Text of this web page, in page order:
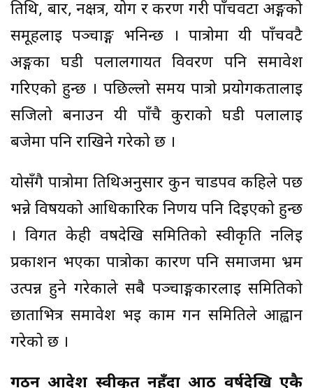
तिथि, बार, नक्षत्र, योग र करण गरी पाँचवटा अङ्गको
समूहलाई पञ्चाङ्ग भनिन्छ । पात्रोमा यी पाँचवटै
अङ्गका घडी पलालगायत विवरण पनि समावेश
गरिएको हुन्छ । पछिल्लो समय पात्रो प्रयोगकर्तालाई
सजिलो बनाउन यी पाँचै कुराको घडी पलालाई
बजेमा पनि राखिने गरेको छ ।
योसँगै पात्रोमा तिथिअनुसार कुन चाडपर्व कहिले पर्छ
भन्ने विषयको आधिकारिक निर्णय पनि दिइएको हुन्छ
। विगत केही वर्षदेखि समितिको स्वीकृति नलिई
प्रकाशन भएका पात्रोका कारण पनि समाजमा भ्रम
उत्पन्न हुने गरेकाले सबै पञ्चाङ्गकारलाई समितिको
छाताभित्र समावेश भई काम गर्न समितिले आह्वान
गरेको छ ।
गठन आदेश स्वीकृत नहुँदा आठ वर्षदेखि एकै